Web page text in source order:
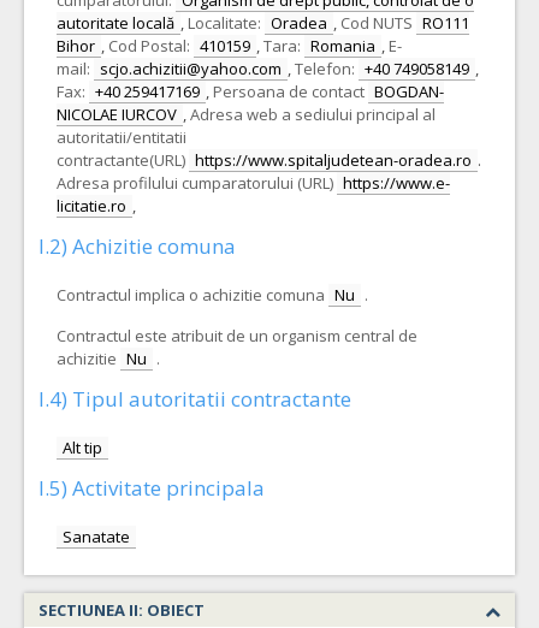
autoritate locală , Localitate: Oradea , Cod NUTS RO111
Bihor , Cod Postal: 410159 ,Tara: Romania , E-
mail: scjo.achizitii@yahoo.com ,Telefon: +40 749058149 ,
Fax: +40 259417169 , Persoana de contact BOGDAN-
NICOLAE IURCOV ,Adresa web a sediului principal al
autoritatii/entitatii
contractante(URL) https://www.spitaljudetean-oradea.ro .
Adresa profilului cumparatorului (URL) https://www.e-
licitatie.ro ,
I.2) Achizitie comuna
Contractul implica o achizitie comuna Nu .
Contractul este atribuit de un organism central de
achizitie Nu .
I.4) Tipul autoritatii contractante
Alt tip
I.5) Activitate principala
Sanatate
SECTIUNEA II: OBIECT